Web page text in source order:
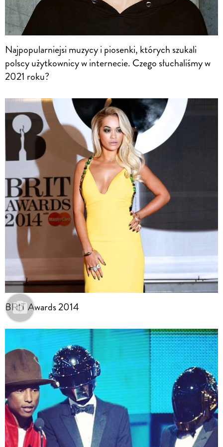
Najpopularniejsi muzycy i piosenki, których szukali
polscy użytkownicy w internecie. Czego słuchaliśmy w
2021 roku?
BRIT Awards 2014